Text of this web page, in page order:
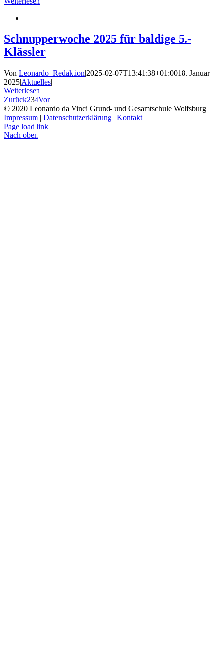
Schnupperwoche 2025 für baldige 5.-
Klässler
Von Leonardo_Redaktion|2025-02-07T13:41:38+01:0018. Januar
2025|Aktuelles|
Weiterlesen
Zurück234Vor
© 2020 Leonardo da Vinci Grund- und Gesamtschule Wolfsburg |
Impressum | Datenschutzerklärung | Kontakt
Page load link
Nach oben